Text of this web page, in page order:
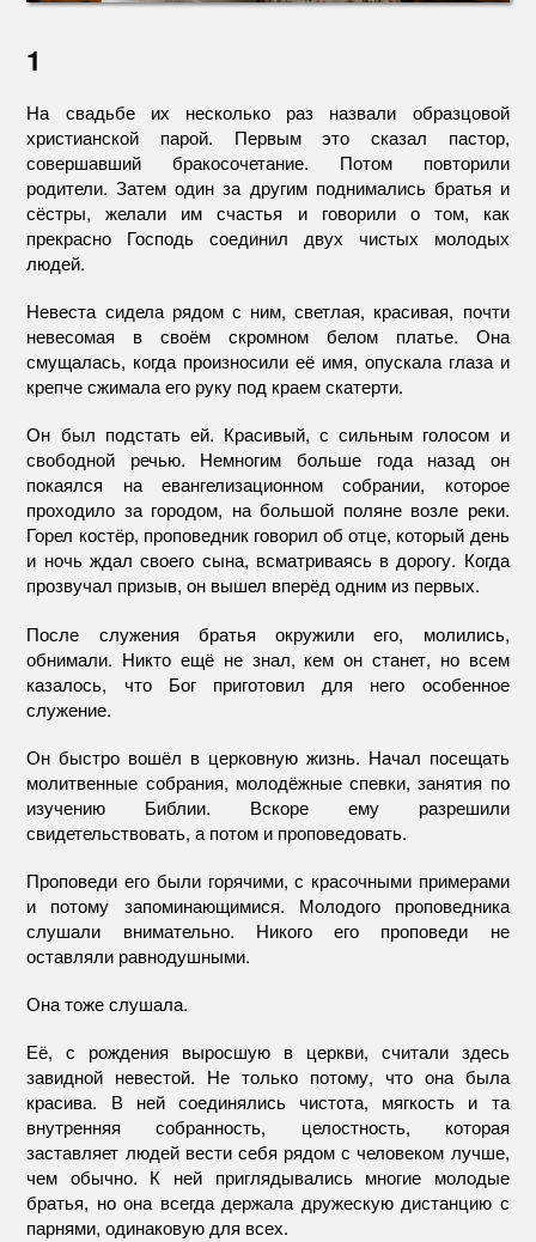
1
На свадьбе их несколько раз назвали образцовой
христианской парой. Первым это сказал пастор,
совершавший бракосочетание. Потом повторили
родители. Затем один за другим поднимались братья и
сёстры, желали им счастья и говорили о том, как
прекрасно Господь соединил двух чистых молодых
людей.
Невеста сидела рядом с ним, светлая, красивая, почти
невесомая в своём скромном белом платье. Она
смущалась, когда произносили её имя, опускала глаза и
крепче сжимала его руку под краем скатерти.
Он был подстать ей. Красивый, с сильным голосом и
свободной речью. Немногим больше года назад он
покаялся на евангелизационном собрании, которое
проходило за городом, на большой поляне возле реки.
Горел костёр, проповедник говорил об отце, который день
и ночь ждал своего сына, всматриваясь в дорогу. Когда
прозвучал призыв, он вышел вперёд одним из первых.
После служения братья окружили его, молились,
обнимали. Никто ещё не знал, кем он станет, но всем
казалось, что Бог приготовил для него особенное
служение.
Он быстро вошёл в церковную жизнь. Начал посещать
молитвенные собрания, молодёжные спевки, занятия по
изучению Библии. Вскоре ему разрешили
свидетельствовать, а потом и проповедовать.
Проповеди его были горячими, с красочными примерами
и потому запоминающимися. Молодого проповедника
слушали внимательно. Никого его проповеди не
оставляли равнодушными.
Она тоже слушала.
Её, с рождения выросшую в церкви, считали здесь
завидной невестой. Не только потому, что она была
красива. В ней соединялись чистота, мягкость и та
внутренняя собранность, целостность, которая
заставляет людей вести себя рядом с человеком лучше,
чем обычно. К ней приглядывались многие молодые
братья, но она всегда держала дружескую дистанцию с
парнями, одинаковую для всех.